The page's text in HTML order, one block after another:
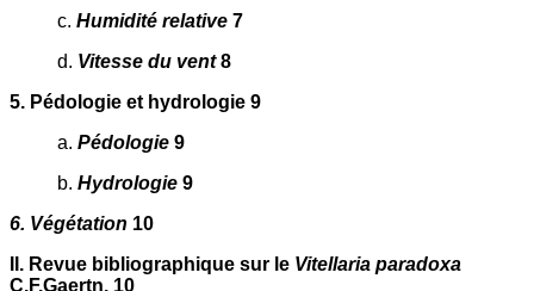
c. Humidité relative 7
d. Vitesse du vent8
5. Pédologie et hydrologie 9
a. Pédologie 9
b. Hydrologie 9
6. Végétation 10
II. Revue bibliographique sur le Vitellaria paradoxa
C.F.Gaertn. 10